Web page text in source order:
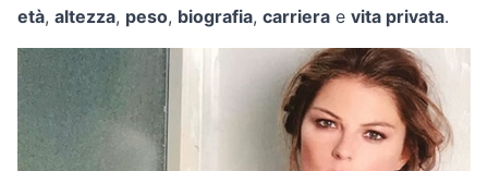
età, altezza, peso, biografia, carriera e vita privata.